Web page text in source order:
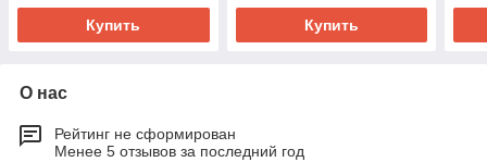
Купить Купить
О нас
Рейтинг не сформирован
Менее 5 отзывов за последний год